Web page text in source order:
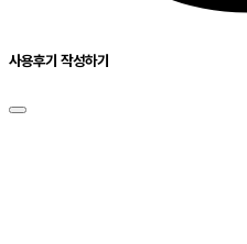
사용후기 작성하기